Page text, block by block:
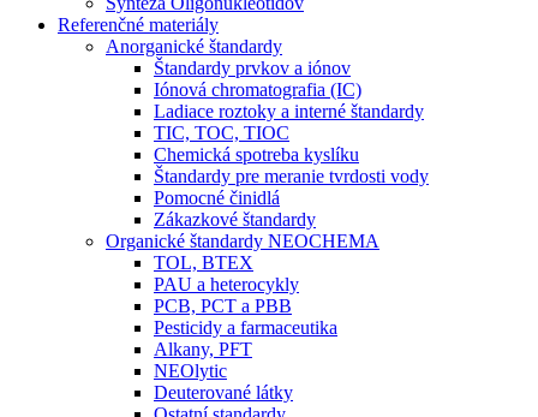
Referenčné materiály
Anorganické štandardy
Štandardy prvkov a iónov
Iónová chromatografia (IC)
Ladiace roztoky a interné štandardy
TIC, TOC, TIOC
Chemická spotreba kyslíku
Štandardy pre meranie tvrdosti vody
Pomocné činidlá
Zákazkové štandardy
Organické štandardy NEOCHEMA
TOL, BTEX
PAU a heterocykly
PCB, PCT a PBB
Pesticidy a farmaceutika
Alkany, PFT
NEOlytic
Deuterované látky